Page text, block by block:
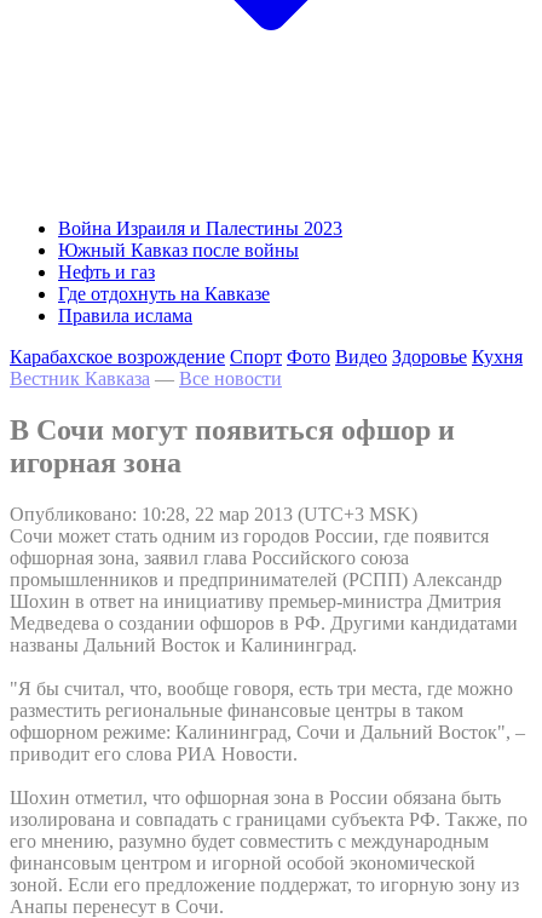
Война Израиля и Палестины 2023
Южный Кавказ после войны
Нефть и газ
Где отдохнуть на Кавказе
Правила ислама
Карабахское возрождение Спорт Фото Видео Здоровье Кухня
Вестник Кавказа — Все новости
В Сочи могут появиться офшор и
игорная зона
Опубликовано: 10:28, 22 мар 2013 (UTC+3 MSK)
Сочи может стать одним из городов России, где появится
офшорная зона, заявил глава Российского союза
промышленников и предпринимателей (РСПП) Александр
Шохин в ответ на инициативу премьер-министра Дмитрия
Медведева о создании офшоров в РФ. Другими кандидатами
названы Дальний Восток и Калининград.
"Я бы считал, что, вообще говоря, есть три места, где можно
разместить региональные финансовые центры в таком
офшорном режиме: Калининград, Сочи и Дальний Восток", –
приводит его слова РИА Новости.
Шохин отметил, что офшорная зона в России обязана быть
изолирована и совпадать с границами субъекта РФ. Также, по
его мнению, разумно будет совместить с международным
финансовым центром и игорной особой экономической
зоной. Если его предложение поддержат, то игорную зону из
Анапы перенесут в Сочи.